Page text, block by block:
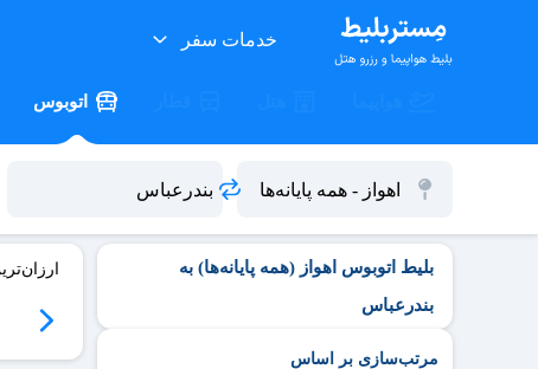
خدمات سفر
اتوبوس
بلیط اتوبوس اهواز (همه پایانه‌ها) به
بندرعباس
مرتب‌سازی بر اساس
سه‌شنبه 06/17